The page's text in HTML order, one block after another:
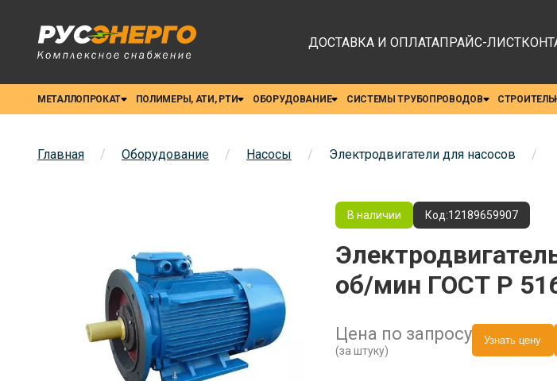
ДОСТАВКА И ОПЛАТАПРАЙС-ЛИСТ
МЕТАЛЛОПРОКАТ ПОЛИМЕРЫ, АТИ, РТИ ОБОРУДОВАНИЕ СИСТЕМЫ ТРУБОПРОВОДОВ
Главная / Оборудование / Насосы / Электродвигатели для насосов /
В наличии Код:12189659907
об/мин ГОСТ Р
Цена по запросу
(за штуку)
Узнать цену